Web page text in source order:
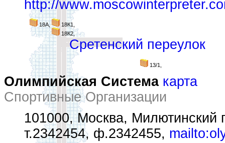
http://
18А,
18К1,
18К2,
Сретенский переулок
13/1,
Олимпийская Система карта
Спортивные Организации
101000, Москва, Милютинский
т.2342454, ф.2342455,